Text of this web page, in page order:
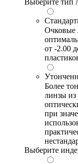
Выберите тип
Очковые
от -2.00
Более
линзы из
при
Выберите